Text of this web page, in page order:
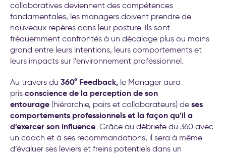
collaboratives deviennent des compétences
fondamentales, les managers doivent prendre de
nouveaux repères dans leur posture. Ils sont
fréquemment confrontés à un décalage plus ou moins
grand entre leurs intentions, leurs comportements et
leurs impacts sur l’environnement professionnel.
Au travers du 360° Feedback, le Manager aura
pris conscience de la perception de son
entourage (hiérarchie, pairs et collaborateurs) de ses
comportements professionnels et la façon qu’il a
d’exercer son influence. Grâce au débriefe du 360 avec
un coach et à ses recommandations, il sera à même
d’évaluer ses leviers et freins potentiels dans un